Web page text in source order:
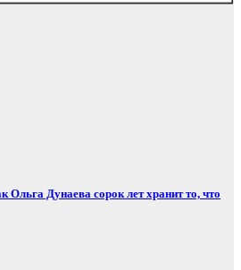
Дунаева сорок лет хранит то, что